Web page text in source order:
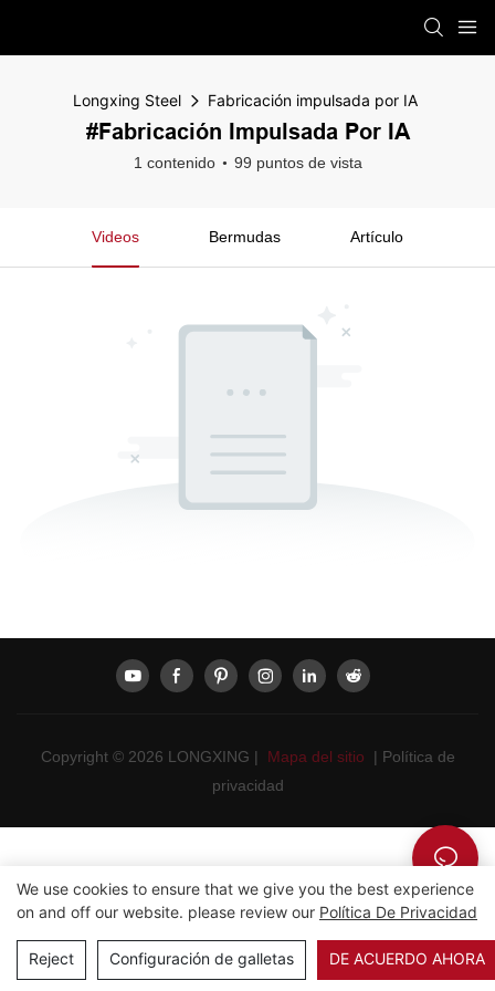
Longxing Steel Fabricación impulsada por IA
#Fabricación Impulsada Por IA
1 contenido 99 puntos de vista
Videos Bermudas Artículo
Copyright © 2026 LONGXING | Mapa del sitio | Política de
privacidad
We use cookies to ensure that we give you the best experience
on and off our website. please review our Política De Privacidad
Reject Configuración de galletas DE ACUERDO AHORA